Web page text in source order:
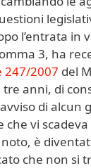
l’entrata
3, ha
247/2007 del
anni, di
di alcun
che vi
è
che non si